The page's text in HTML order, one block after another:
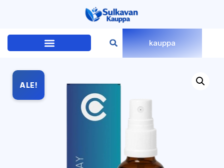
kauppa
ALE!